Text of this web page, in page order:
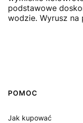
podstawowe
wodzie. Wyrusz na
Linki w stopce
POMOC
Jak kupować